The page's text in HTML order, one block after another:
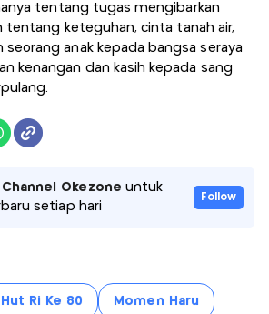
tentang tugas mengibarkan
tentang keteguhan, cinta tanah air,
anak kepada bangsa seraya
kenangan dan kasih kepada sang
Okezone untuk
setiap hari
Follow
Hut Ri Ke 80 Momen Haru